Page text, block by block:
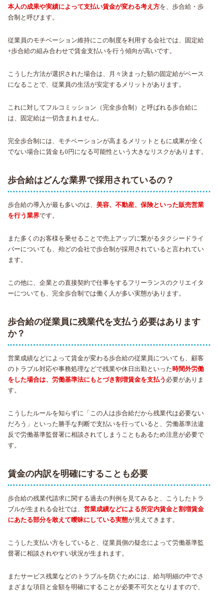
本人の成果や実績によって支払い賃金が変わる考え方を、歩合給・歩
合制と呼びます。
従業員のモチベーション維持にこの制度を利用する会社では、固定給
+歩合給の組み合わせで賃金支払いを行う傾向が高いです。
こうした方法が選択された場合は、月々決まった額の固定給がベース
になることで、従業員の生活が安定するメリットがあります。
これに対してフルコミッション（完全歩合制）と呼ばれる歩合給に
は、固定給は一切含まれません。
完全歩合制には、モチベーションが高まるメリットともに成果が全く
でない場合に賃金も0円になる可能性という大きなリスクがあります。
歩合給はどんな業界で採用されているの？
歩合給の導入が最も多いのは、美容、不動産、保険といった販売営業
を行う業界です。
また多くのお客様を乗せることで売上アップに繋がるタクシードライ
バーについても、殆どの会社で歩合制が採用されていると言われてい
ます。
この他に、企業との直接契約で仕事をするフリーランスのクリエイタ
ーについても、完全歩合制では働く人が多い実態があります。
歩合給の従業員に残業代を支払う必要はあります
か？
営業成績などによって賃金が変わる歩合給の従業員についても、顧客
のトラブル対応や事務処理などで残業や休日出勤といった時間外労働
をした場合は、労働基準法にもとづき割増賃金を支払う 必要がありま
す。
こうしたルールを知らずに「この人は歩合給だから残業代は必要ない
だろう」といった勝手な判断で支払いを行っていると、労働基準法違
反で労働基準監督署に相談されてしまうこともあるため注意が必要で
す。
賃金の内訳を明確にすることも必要
歩合給の残業代請求に関する過去の判例を見てみると、こうしたトラ
ブルが生まれる会社では、営業成績などによる所定内賃金と割増賃金
にあたる部分を敢えて曖昧にしている実態が見えてきます。
こうした支払い方をしていると、従業員側の疑念によって労働基準監
督署に相談されやすい状況が生まれます。
またサービス残業などのトラブルを防ぐためには、給与明細の中でさ
まざまな項目と金額を明確にすることが必要不可欠となりますので、